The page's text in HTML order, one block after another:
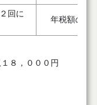
回に
年税額の残
８，０００円